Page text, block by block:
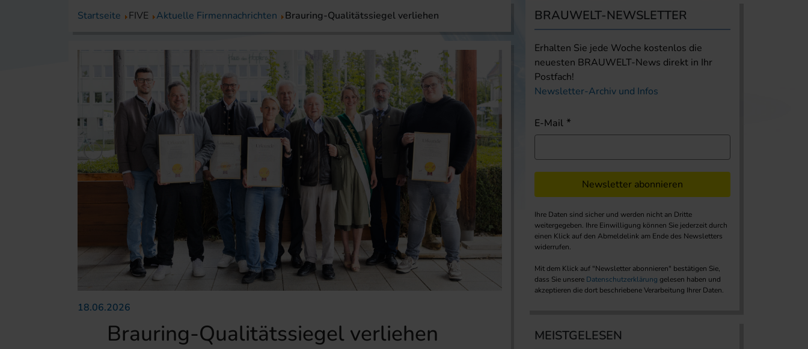
Startseite FIVE Aktuelle Firmennachrichten Brauring-Qualitätssiegel verliehen
18.06.2026
Brauring-Qualitätssiegel verliehen
BRAUWELT-NEWSLETTER
Erhalten Sie jede Woche kostenlos die
neuesten BRAUWELT-News direkt in Ihr
Postfach!
Newsletter-Archiv und Infos
E-Mail
Newsletter abonnieren
Ihre Daten sind sicher und werden nicht an Dritte
weitergegeben. Ihre Einwilligung können Sie jederzeit durch
einen Klick auf den Abmeldelink am Ende des Newsletters
widerrufen.
Mit dem Klick auf "Newsletter abonnieren" bestätigen Sie,
dass Sie unsere Datenschutzerklärung gelesen haben und
akzeptieren die dort beschriebene Verarbeitung Ihrer Daten.
MEISTGELESEN